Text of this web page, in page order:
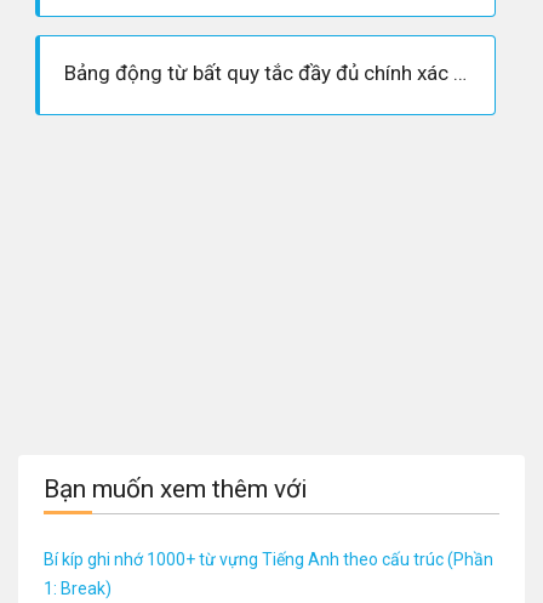
Bảng động từ bất quy tắc đầy đủ chính xác nhất
Bạn muốn xem thêm với
Bí kíp ghi nhớ 1000+ từ vựng Tiếng Anh theo cấu trúc (Phần
1: Break)